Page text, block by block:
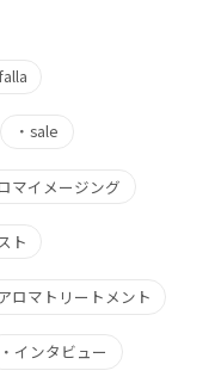
・sale
マイメージング
ト
アロマトリートメント
・ インタビュー